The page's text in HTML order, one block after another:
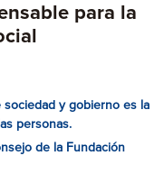
para la
sociedad y gobierno es la
personas.
de la Fundación